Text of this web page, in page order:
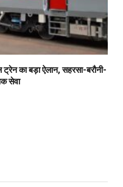
का बड़ा ऐलान, सहरसा-बरौनी-
सेवा